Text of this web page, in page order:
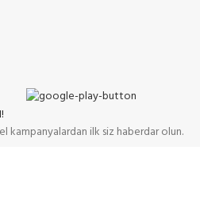
kampanyalardan ilk siz haberdar olun.